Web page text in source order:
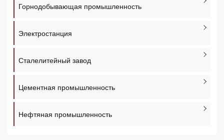
Горнодобывающая промышленность
Электростанция
Сталелитейный завод
Цементная промышленность
Нефтяная промышленность